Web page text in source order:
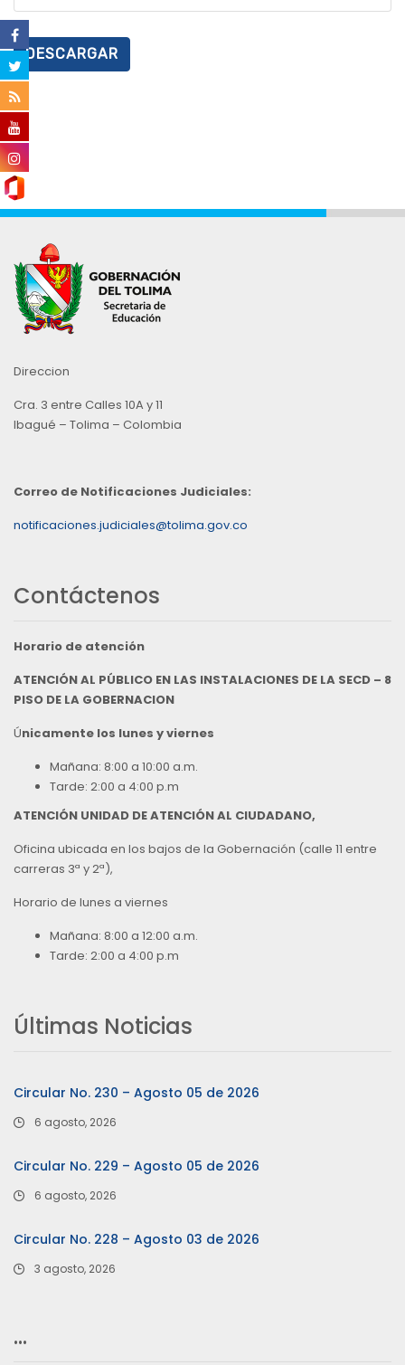
DESCARGAR
Direccion
Cra. 3 entre Calles 10A y 11
Ibagué – Tolima – Colombia
Correo de Notificaciones Judiciales:
notificaciones.judiciales@tolima.gov.co
Contáctenos
Horario de atención
ATENCIÓN AL PÚBLICO EN LAS INSTALACIONES DE LA SECD – 8
PISO DE LA GOBERNACION
Únicamente los lunes y viernes
Mañana: 8:00 a 10:00 a.m.
Tarde: 2:00 a 4:00 p.m
ATENCIÓN UNIDAD DE ATENCIÓN AL CIUDADANO,
Oficina ubicada en los bajos de la Gobernación (calle 11 entre
carreras 3ª y 2ª),
Horario de lunes a viernes
Mañana: 8:00 a 12:00 a.m.
Tarde: 2:00 a 4:00 p.m
Últimas Noticias
Circular No. 230 – Agosto 05 de 2026
6 agosto, 2026
Circular No. 229 – Agosto 05 de 2026
6 agosto, 2026
Circular No. 228 – Agosto 03 de 2026
3 agosto, 2026
…